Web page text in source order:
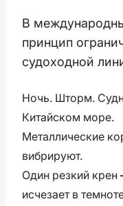
В
принцип
судоходной
Ночь. Шторм.
Китайском море.
Металлические
вибрируют.
Один резкий крен
исчезает в